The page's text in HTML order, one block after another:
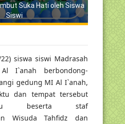
Suka Hati oleh Siswa
Siswi
siswa siswi Madrasah
I`anah berbondong-
gedung MI Al I`anah,
dan tempat tersebut
beserta staf
Wisuda Tahfidz dan